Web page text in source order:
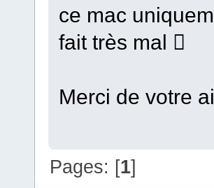
ce mac
fait très mal 
Merci de votre
Pages: [1]